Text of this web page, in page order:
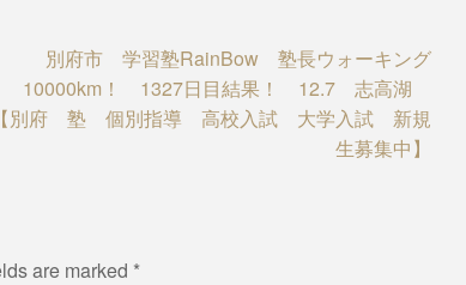
別府市 学習塾RainBow 塾長ウォーキング
10000km！ 1327日目結果！ 12.7 志高湖
【別府 塾 個別指導 高校入試 大学入試 新規
生募集中】
are marked *